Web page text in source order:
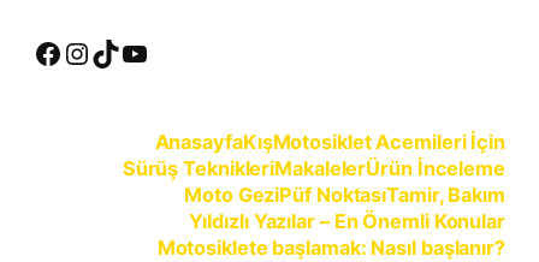
Facebook InstagramTikTok YouTube
AnasayfaKışMotosiklet Acemileri İçin
Sürüş TeknikleriMakalelerÜrün İnceleme
Moto GeziPüf NoktasıTamir, Bakım
Yıldızlı Yazılar – En Önemli Konular
Motosiklete başlamak: Nasıl başlanır?